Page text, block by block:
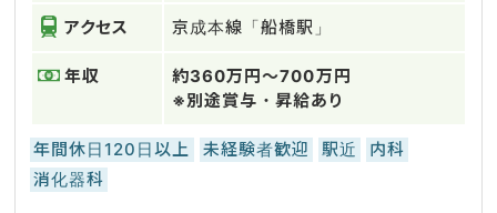
アクセス 京成本線「船橋駅」
年収
約360万円～700万円
※別途賞与・昇給あり
年間休日120日以上 未経験者歓迎 駅近
内科
消化器科